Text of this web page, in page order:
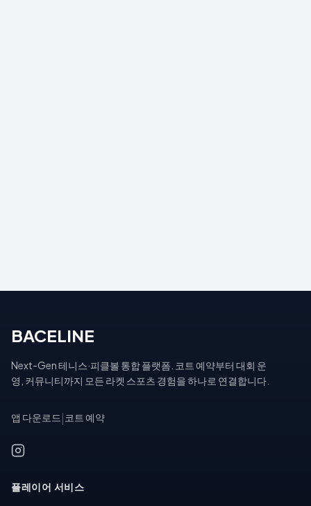
BACELINE
Next-Gen 테니스·피클볼 통합 플랫폼. 코트 예약부터 대회 운
영, 커뮤니티까지 모든 라켓 스포츠 경험을 하나로 연결합니다.
앱 다운로드 코트 예약
플레이어 서비스